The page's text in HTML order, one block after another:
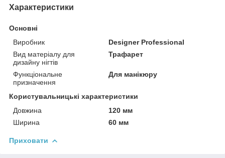
Характеристики
Основні
Виробник
Designer Professional
Вид матеріалу для
дизайну нігтів
Трафарет
Функціональне
призначення
Для манікюру
Користувальницькі характеристики
Довжина
120 мм
Ширина
60 мм
Приховати